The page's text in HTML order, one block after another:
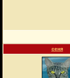
сеня